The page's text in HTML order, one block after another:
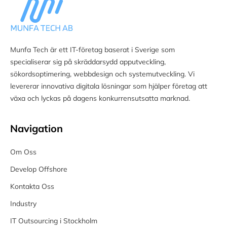
Munfa Tech är ett IT-företag baserat i Sverige som
specialiserar sig på skräddarsydd apputveckling,
sökordsoptimering, webbdesign och systemutveckling. Vi
levererar innovativa digitala lösningar som hjälper företag att
växa och lyckas på dagens konkurrensutsatta marknad.
Navigation
Om Oss
Develop Offshore
Kontakta Oss
Industry
IT Outsourcing i Stockholm